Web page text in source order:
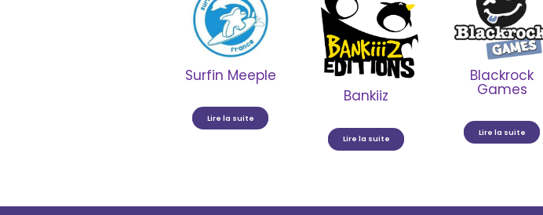
Surfin Meeple
Lire la suite
Bankiiz
Lire la suite
Blackrock
Games
Lire la suite